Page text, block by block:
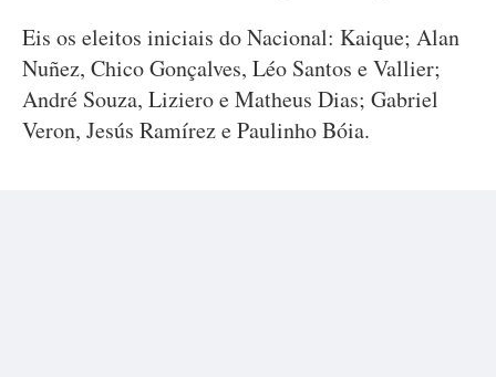
Eis os eleitos iniciais do Nacional: Kaique; Alan
Nuñez, Chico Gonçalves, Léo Santos e Vallier;
André Souza, Liziero e Matheus Dias; Gabriel
Veron, Jesús Ramírez e Paulinho Bóia.